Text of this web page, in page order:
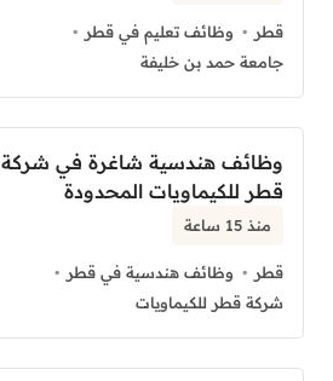
قطر
وظائف تعليم في قطر
جامعة حمد بن خليفة
وظائف هندسية شاغرة في شركة
قطر للكيماويات المحدودة
منذ 15 ساعة
قطر
وظائف هندسية في قطر
شركة قطر للكيماويات